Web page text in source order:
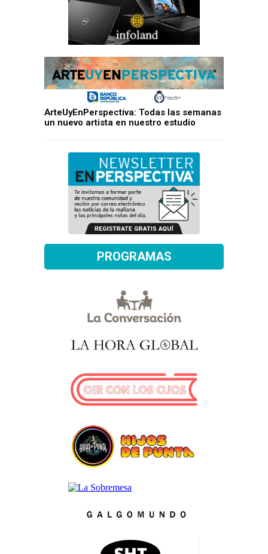
ArteUyEnPerspectiva: Todas las semanas
un nuevo artista en nuestro estudio
PROGRAMAS